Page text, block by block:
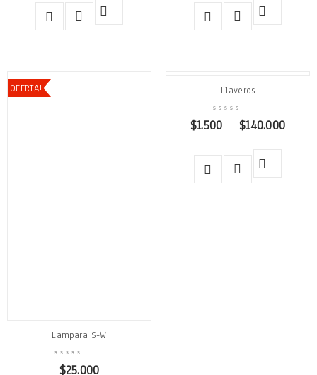
OFERTA!
Lampara S-W
$25.000
Llaveros
$1.500 - $140.000